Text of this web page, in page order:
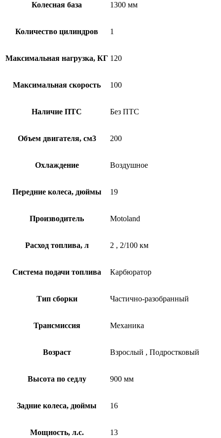
Колесная база 1300 мм
Количество цилиндров 1
Максимальная нагрузка, КГ 120
Максимальная скорость 100
Наличие ПТС Без ПТС
Объем двигателя, см3 200
Охлаждение Воздушное
Передние колеса, дюймы 19
Производитель Motoland
Расход топлива, л 2 , 2/100 км
Система подачи топлива Карбюратор
Тип сборки Частично-разобранный
Трансмиссия Механика
Возраст Взрослый , Подростковый
Высота по седлу 900 мм
Задние колеса, дюймы 16
Мощность, л.с. 13